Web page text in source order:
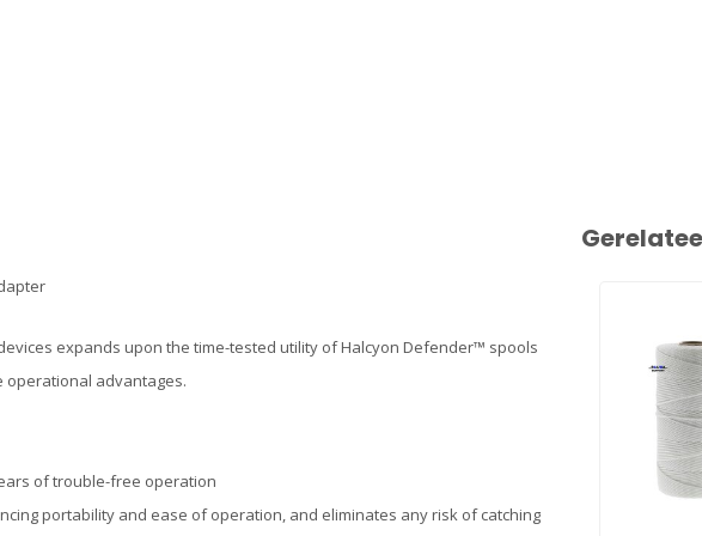
expands upon the time-tested utility of Halcyon Defender™ spools
operational advantages.
of trouble-free operation
portability and ease of operation, and eliminates any risk of catching